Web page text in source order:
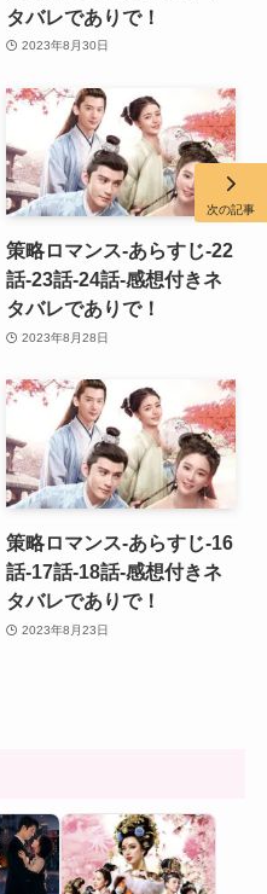
タバレでありで！
2023年8月30日
策略ロマンス-あらすじ-22
話-23話-24話-感想付きネ
タバレでありで！
2023年8月28日
策略ロマンス-あらすじ-16
話-17話-18話-感想付きネ
タバレでありで！
2023年8月23日
次の記事